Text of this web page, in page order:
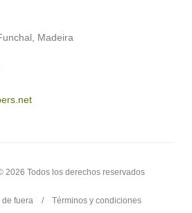
Madeira
2026 Todos los derechos reservados
fuera Términos y condiciones